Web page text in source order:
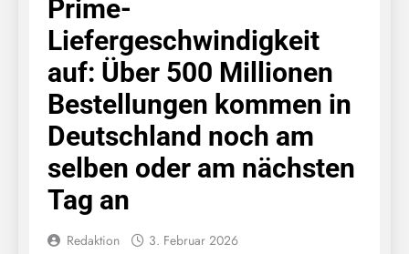
Prime-
Liefergeschwindigkeit
auf: Über 500 Millionen
Bestellungen kommen in
Deutschland noch am
selben oder am nächsten
Tag an
Redaktion 3. Februar 2026